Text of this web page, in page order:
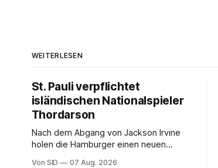
WEITERLESEN
St. Pauli verpflichtet
isländischen Nationalspieler
Thordarson
Nach dem Abgang von Jackson Irvine
holen die Hamburger einen neuen
Von SID 07 Aug. 2026